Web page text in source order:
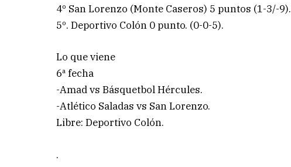
4º San Lorenzo (Monte Caseros) 5 puntos (1-3/-9).
5º. Deportivo Colón 0 punto. (0-0-5).
Lo que viene
6ª fecha
-Amad vs Básquetbol Hércules.
-Atlético Saladas vs San Lorenzo.
Libre: Deportivo Colón.
.